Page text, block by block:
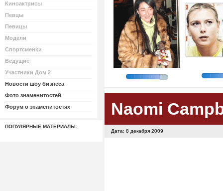
Киноактрисы
Певцы
Певицы
Модели
Спортсменки
Ведущие
Участники Дом 2
Новости шоу бизнеса
Фото знаменитостей
Форум о знаменитостях
ПОПУЛЯРНЫЕ МАТЕРИАЛЫ:
Naomi
Дата: 8 декабря 2009